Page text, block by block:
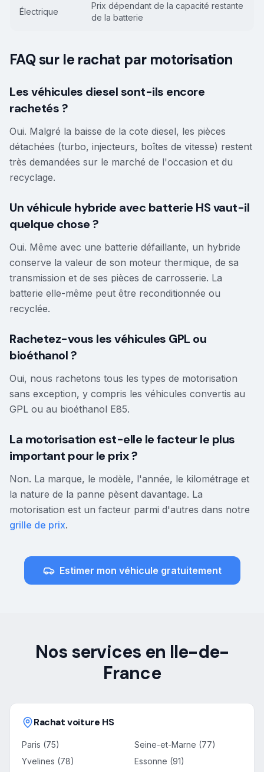
Électrique
Prix dépendant de la capacité restante
de la batterie
FAQ sur le rachat par motorisation
Les véhicules diesel sont-ils encore
rachetés ?
Oui. Malgré la baisse de la cote diesel, les pièces
détachées (turbo, injecteurs, boîtes de vitesse) restent
très demandées sur le marché de l'occasion et du
recyclage.
Un véhicule hybride avec batterie HS vaut-il
quelque chose ?
Oui. Même avec une batterie défaillante, un hybride
conserve la valeur de son moteur thermique, de sa
transmission et de ses pièces de carrosserie. La
batterie elle-même peut être reconditionnée ou
recyclée.
Rachetez-vous les véhicules GPL ou
bioéthanol ?
Oui, nous rachetons tous les types de motorisation
sans exception, y compris les véhicules convertis au
GPL ou au bioéthanol E85.
La motorisation est-elle le facteur le plus
important pour le prix ?
Non. La marque, le modèle, l'année, le kilométrage et
la nature de la panne pèsent davantage. La
motorisation est un facteur parmi d'autres dans notre
grille de prix.
Estimer mon véhicule gratuitement
Nos services en Ile-de-
France
Rachat voiture HS
Paris (75)
Seine-et-Marne (77)
Yvelines (78)
Essonne (91)